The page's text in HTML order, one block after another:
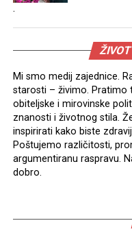
.
Mi smo medij zajednice.
starosti – živimo. Pratimo
obiteljske i mirovinske
znanosti i životnog stila.
inspirirati kako biste
Poštujemo različitosti,
argumentiranu raspravu.
dobro.